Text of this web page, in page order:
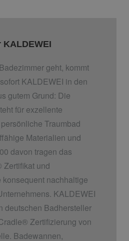
KALDEWEI
geht, kommt
KALDEWEI in den
gutem Grund: Die
für exzellente
Traumbad
Materialien und
davon tragen das
Zertifikat und
konsequent nachhaltige
KALDEWEI
deutschen Badhersteller
® Zertifizierung von
Badewannen,